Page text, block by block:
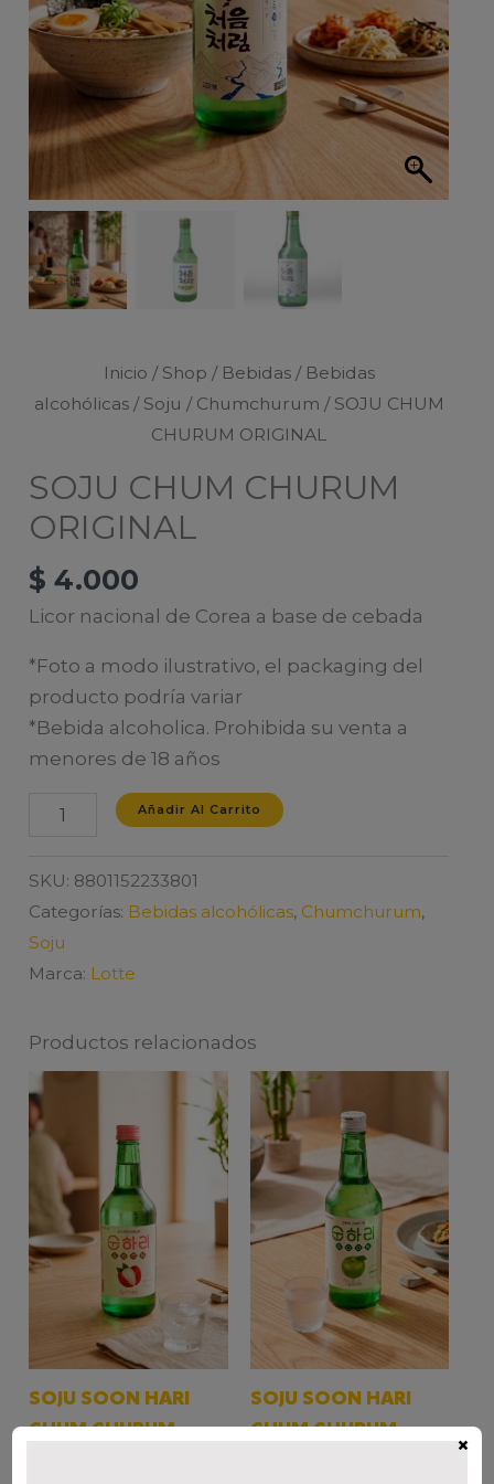
Inicio / Shop / Bebidas/ Bebidas
alcohólicas/ Soju / Chumchurum / SOJU CHUM
CHURUM ORIGINAL
SOJU CHUM CHURUM
ORIGINAL
$ 4.000
Licor nacional de Corea a base de cebada
*Foto a modo ilustrativo, el packaging del
producto podría variar
*Bebida alcoholica. Prohibida su venta a
menores de 18 años
SOJU
CHURUM
ORIGINAL
cantidad
Añadir Al Carrito
SKU: 8801152233801
Categorías: Bebidas alcohólicas, Chumchurum,
Soju
Marca: Lotte
Productos relacionados
SOJU SOON HARI
CHUM CHURUM
SOJU SOON HARI
CHUM CHURUM
×